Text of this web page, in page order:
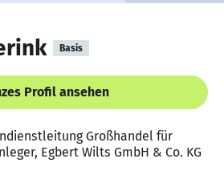
Basis
Profil ansehen
Großhandel für
Egbert Wilts GmbH & Co. KG